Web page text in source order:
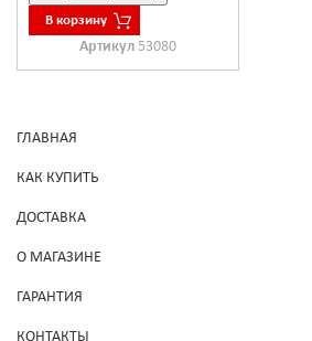
В корзину
Артикул 53080
ГЛАВНАЯ
КАК КУПИТЬ
ДОСТАВКА
О МАГАЗИНЕ
ГАРАНТИЯ
КОНТАКТЫ